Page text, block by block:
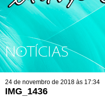
NOTÍCIAS
24 de novembro de 2018 às 17:34
IMG_1436